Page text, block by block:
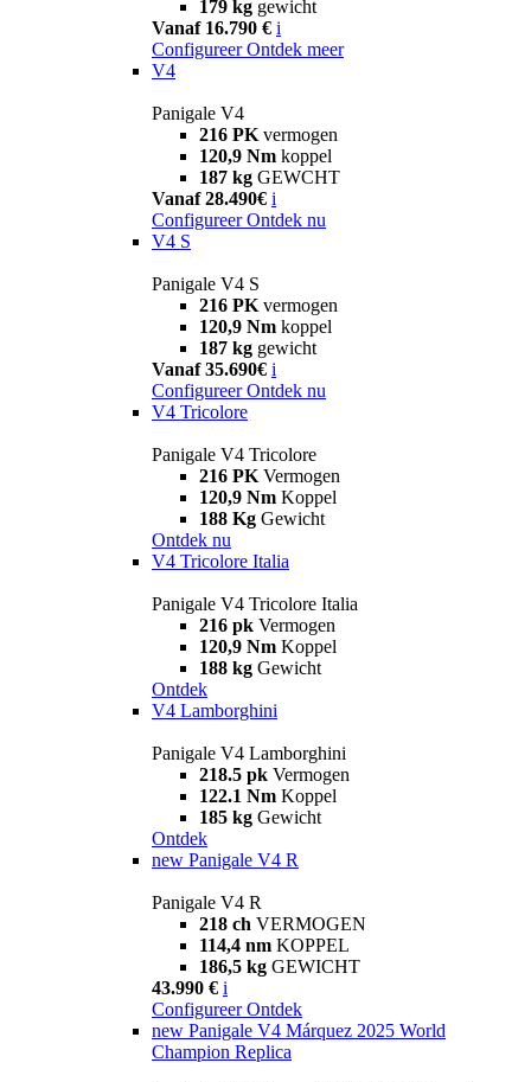
179 kg gewicht
Vanaf 16.790 € i
Configureer Ontdek meer
V4
Panigale V4
216 PK vermogen
120,9 Nm koppel
187 kg GEWCHT
Vanaf 28.490€ i
Configureer Ontdek nu
V4 S
Panigale V4 S
216 PK vermogen
120,9 Nm koppel
187 kg gewicht
Vanaf 35.690€ i
Configureer Ontdek nu
V4 Tricolore
Panigale V4 Tricolore
216 PK Vermogen
120,9 Nm Koppel
188 Kg Gewicht
Ontdek nu
V4 Tricolore Italia
Panigale V4 Tricolore Italia
216 pk Vermogen
120,9 Nm Koppel
188 kg Gewicht
Ontdek
V4 Lamborghini
Panigale V4 Lamborghini
218.5 pk Vermogen
122.1 Nm Koppel
185 kg Gewicht
Ontdek
new Panigale V4 R
Panigale V4 R
218 ch VERMOGEN
114,4 nm KOPPEL
186,5 kg GEWICHT
43.990 € i
Configureer Ontdek
new Panigale V4 Márquez 2025 World
Champion Replica